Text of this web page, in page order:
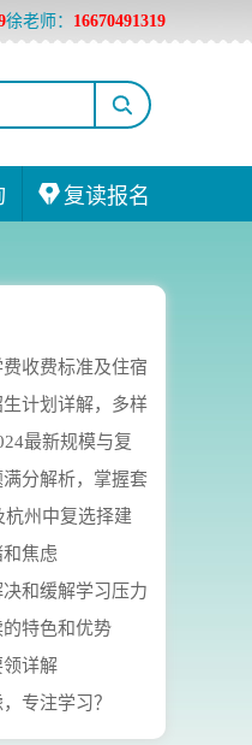
复读报名
徐老师： 16670491319
收费标准及住宿
计划详解，多样
最新规模与复
分解析，掌握套
杭州中复选择建
焦虑
和缓解学习压力
特色和优势
详解
专注学习？